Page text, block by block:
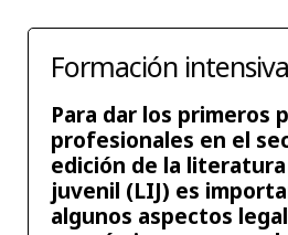
Formación
Para dar los primeros
profesionales en el
edición de la
juvenil (LIJ) es
algunos aspectos